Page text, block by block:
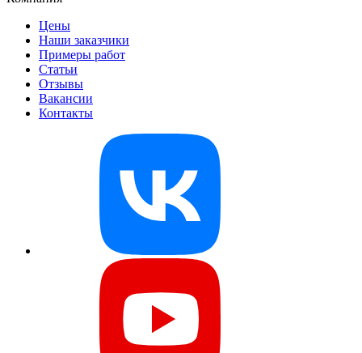
Цены
Наши заказчики
Примеры работ
Статьи
Отзывы
Вакансии
Контакты